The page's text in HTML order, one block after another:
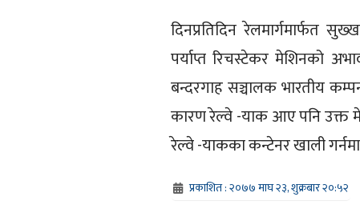
दिनप्रतिदिन रेलमार्गमार्फत
पर्याप्त रिचस्टेकर मेशिनको
बन्दरगाह सञ्चालक भारतीय
कारण रेल्वे -याक आए पनि उक्त
रेल्वे -याकका कन्टेनर खाली गर्नमा
प्रकाशित : २०७७ माघ २३, शुक्रबार २०:५२